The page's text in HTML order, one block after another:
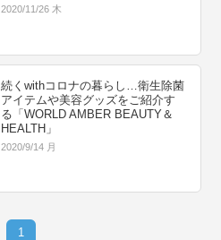
2020/11/26 木
続くwithコロナの暮らし…衛生除菌
アイテムや美容グッズをご紹介す
る「WORLD AMBER BEAUTY＆
HEALTH」
2020/9/14 月
1